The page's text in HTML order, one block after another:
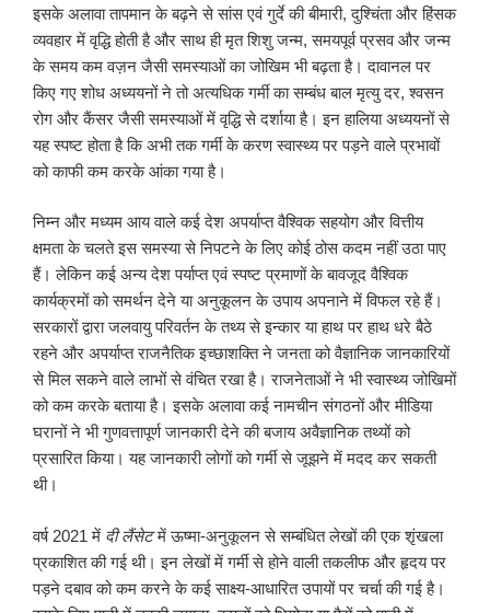
इसके अलावा तापमान के बढ़ने से सांस एवं गुर्दे की बीमारी, दुश्चिंता और हिंसक
व्यवहार में वृद्धि होती है और साथ ही मृत शिशु जन्म, समयपूर्व प्रसव और जन्म
के समय कम वज़न जैसी समस्याओं का जोखिम भी बढ़ता है। दावानल पर
किए गए शोध अध्ययनों ने तो अत्यधिक गर्मी का सम्बंध बाल मृत्यु दर, श्वसन
रोग और कैंसर जैसी समस्याओं में वृद्धि से दर्शाया है। इन हालिया अध्ययनों से
यह स्पष्ट होता है कि अभी तक गर्मी के करण स्वास्थ्य पर पड़ने वाले प्रभावों
को काफी कम करके आंका गया है।
निम्न और मध्यम आय वाले कई देश अपर्याप्त वैश्विक सहयोग और वित्तीय
क्षमता के चलते इस समस्या से निपटने के लिए कोई ठोस कदम नहीं उठा पाए
हैं। लेकिन कई अन्य देश पर्याप्त एवं स्पष्ट प्रमाणों के बावजूद वैश्विक
कार्यक्रमों को समर्थन देने या अनुकूलन के उपाय अपनाने में विफल रहे हैं।
सरकारों द्वारा जलवायु परिवर्तन के तथ्य से इन्कार या हाथ पर हाथ धरे बैठे
रहने और अपर्याप्त राजनैतिक इच्छाशक्ति ने जनता को वैज्ञानिक जानकारियों
से मिल सकने वाले लाभों से वंचित रखा है। राजनेताओं ने भी स्वास्थ्य जोखिमों
को कम करके बताया है। इसके अलावा कई नामचीन संगठनों और मीडिया
घरानों ने भी गुणवत्तापूर्ण जानकारी देने की बजाय अवैज्ञानिक तथ्यों को
प्रसारित किया। यह जानकारी लोगों को गर्मी से जूझने में मदद कर सकती
थी।
वर्ष 2021 में दी लैंसेटमें ऊष्मा-अनुकूलन से सम्बंधित लेखों की एक शृंखला
प्रकाशित की गई थी। इन लेखों में गर्मी से होने वाली तकलीफ और हृदय पर
पड़ने दबाव को कम करने के कई साक्ष्य-आधारित उपायों पर चर्चा की गई है।